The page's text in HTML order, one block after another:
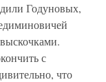
Годуновых,
с
что